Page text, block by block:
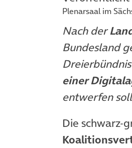
Plenarsaal im
Nach der
Bundesland
einer
entwerfen
Die schwarz-